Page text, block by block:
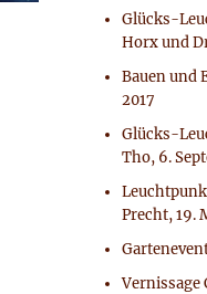
Glücks-
Horx und
Bauen und
2017
Glücks-
Tho, 6.
Precht, 19.
Vernissage